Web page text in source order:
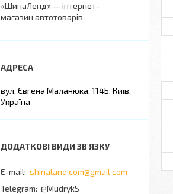
«ШинаЛенд» — інтернет-
магазин автотоварів.
вул. Євгена Маланюка, 114Б, Київ,
Україна
shinaland.com@gmail.com
@MudrykS